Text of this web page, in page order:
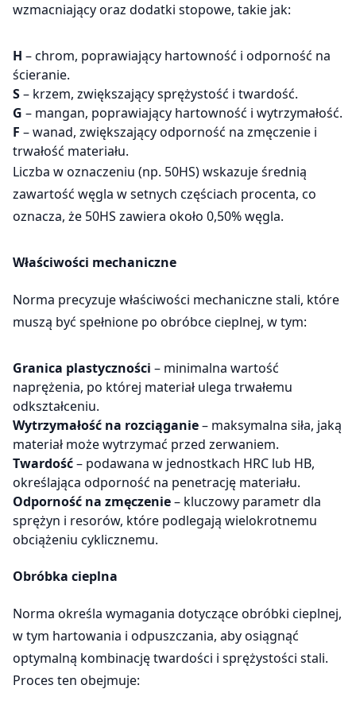
wzmacniający oraz dodatki stopowe, takie jak:
H – chrom, poprawiający hartowność i odporność na
ścieranie.
S– krzem, zwiększający sprężystość i twardość.
G – mangan, poprawiający hartowność i wytrzymałość.
F – wanad, zwiększający odporność na zmęczenie i
trwałość materiału.
Liczba w oznaczeniu (np. 50HS) wskazuje średnią
zawartość węgla w setnych częściach procenta, co
oznacza, że 50HS zawiera około 0,50% węgla.
Właściwości mechaniczne
Norma precyzuje właściwości mechaniczne stali, które
muszą być spełnione po obróbce cieplnej, w tym:
Granica plastyczności – minimalna wartość
naprężenia, po której materiał ulega trwałemu
odkształceniu.
Wytrzymałość na rozciąganie– maksymalna siła, jaką
materiał może wytrzymać przed zerwaniem.
Twardość– podawana w jednostkach HRC lub HB,
określająca odporność na penetrację materiału.
Odporność na zmęczenie– kluczowy parametr dla
sprężyn i resorów, które podlegają wielokrotnemu
obciążeniu cyklicznemu.
Obróbka cieplna
Norma określa wymagania dotyczące obróbki cieplnej,
w tym hartowania i odpuszczania, aby osiągnąć
optymalną kombinację twardości i sprężystości stali.
Proces ten obejmuje: